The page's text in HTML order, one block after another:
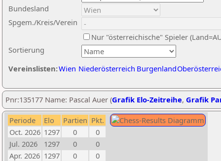
Sortierung
Bundesland
Spgem./Kreis/Verein
Nur "österreichische" Spieler
Vereinslisten:Wien Niederösterreich Burgenland
Pnr:135177 Name: Pascal Auer (Grafik Elo-Zeitreihe, Grafik
Periode Elo Partien Pkt.
Oct. 2026 1297 0
0
Jul. 2026
1297 0
0
Apr. 2026 1297 0
0